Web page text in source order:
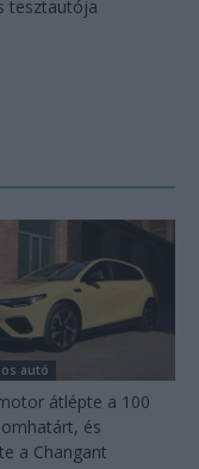
tesztautója
autó
átlépte a 100
és
a Changant